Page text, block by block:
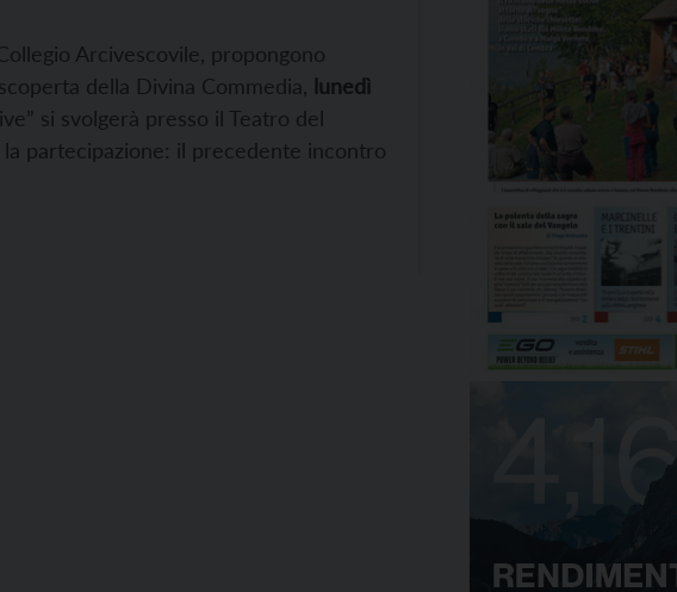
Arcivescovile, propongono
della Divina Commedia, lunedì
si svolgerà presso il Teatro del
partecipazione: il precedente incontro